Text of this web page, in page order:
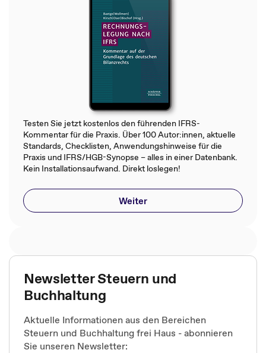
Testen Sie jetzt kostenlos den führenden IFRS-
Kommentar für die Praxis. Über 100 Autor:innen, aktuelle
Standards, Checklisten, Anwendungshinweise für die
Praxis und IFRS/HGB-Synopse – alles in einer Datenbank.
Kein Installationsaufwand. Direkt loslegen!
Weiter
Newsletter Steuern und
Buchhaltung
Aktuelle Informationen aus den Bereichen
Steuern und Buchhaltung frei Haus - abonnieren
Sie unseren Newsletter: